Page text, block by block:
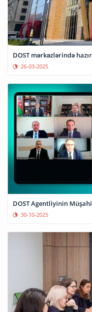
DOST mərkəzlərində
26-03-2025
DOST Agentliyinin
30-10-2025